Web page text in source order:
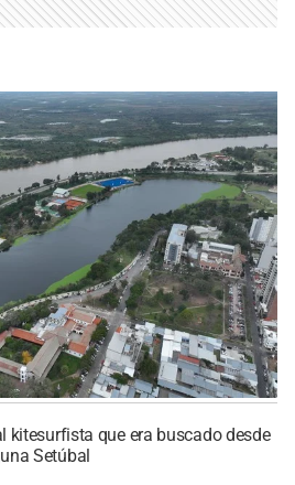
kitesurfista que era buscado desde
Setúbal